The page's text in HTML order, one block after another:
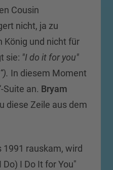
Cousin
nicht, ja zu
König und nicht für
sie: "I do it for you"
In diesem Moment
Suite an. Bryam
diese Zeile aus dem
1991 rauskam, wird
I Do It for You"